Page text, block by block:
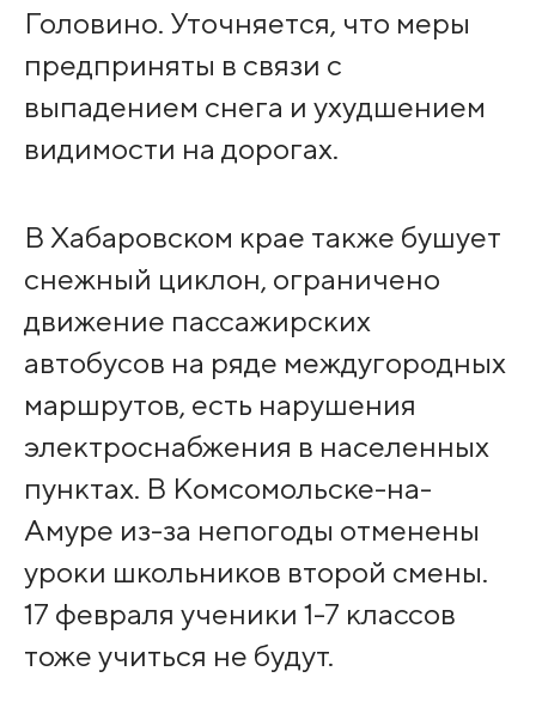
Головино. Уточняется, что меры
предприняты в связи с
выпадением снега и ухудшением
видимости на дорогах.
В Хабаровском крае также бушует
снежный циклон, ограничено
движение пассажирских
автобусов на ряде междугородных
маршрутов, есть нарушения
электроснабжения в населенных
пунктах. В Комсомольске-на-
Амуре из-за непогоды отменены
уроки школьников второй смены.
17 февраля ученики 1-7 классов
тоже учиться не будут.